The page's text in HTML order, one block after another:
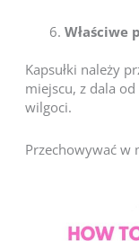
Właściwe
Kapsułki należy
miejscu, z dala od
wilgoci.
Przechowywać w